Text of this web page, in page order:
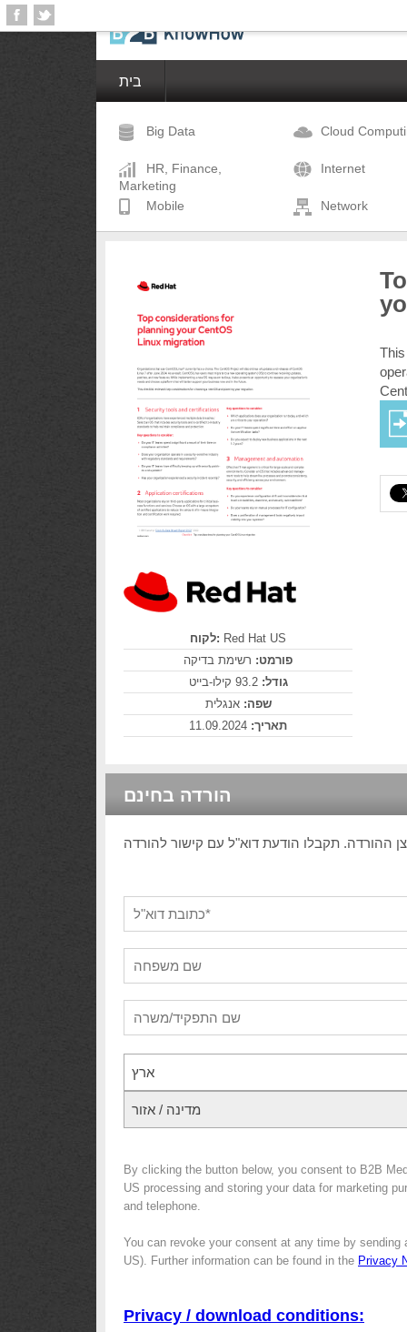
בית
Big Data Cloud
HR, Finance,
Marketing
Internet
Mobile Network
לקוח: Red Hat US
פורמט: רשימת בדיקה
גודל: 93.2 קילו-בייט
שפה: אנגלית
תאריך:
הורדה בחינם
ארץ
מדינה / אזור
By clicking the button below, you consent to B2B
US processing and storing your data for marketing
and telephone.
You can revoke your consent at any time by sending
US). Further information can be found in the Privacy
Privacy / download conditions: